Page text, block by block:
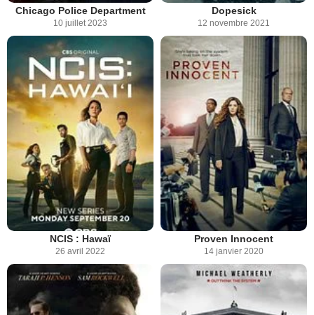
Chicago Police Department
10 juillet 2023
Dopesick
12 novembre 2021
NCIS : Hawaï
26 avril 2022
Proven Innocent
14 janvier 2020